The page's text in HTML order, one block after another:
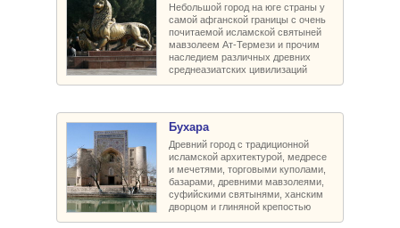
Небольшой город на юге страны у
самой афганской границы с очень
почитаемой исламской святыней
мавзолеем Ат-Термези и прочим
наследием различных древних
среднеазиатских цивилизаций
Бухара
Древний город с традиционной
исламской архитектурой, медресе
и мечетями, торговыми куполами,
базарами, древними мавзолеями,
суфийскими святынями, ханским
дворцом и глиняной крепостью